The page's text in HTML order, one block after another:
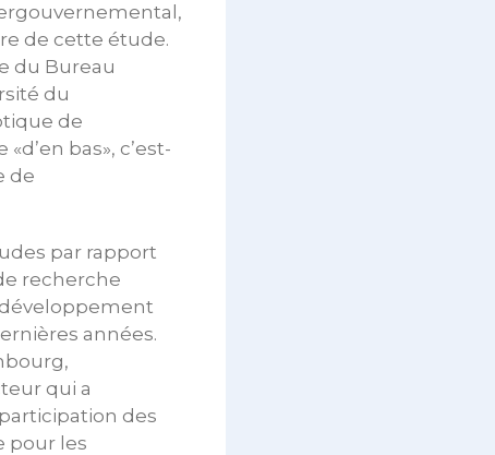
de cette étude.
du Bureau
du
de
bas», c’est-
de
par rapport
recherche
années.
qui a
des
pour les